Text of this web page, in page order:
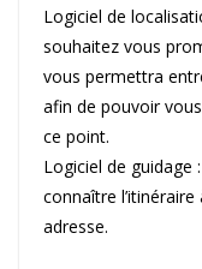
Logiciel de
souhaitez vous
vous permettra
afin de pouvoir
ce point.
Logiciel de guidage
connaître
adresse.